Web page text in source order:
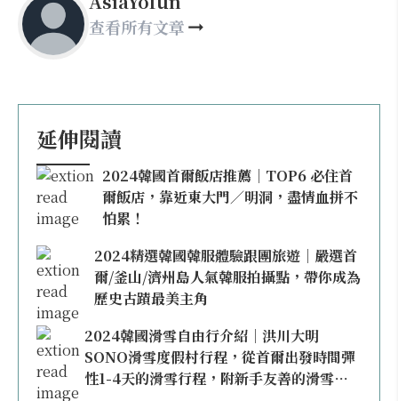
查看所有文章
延伸閱讀
2024韓國首爾飯店推薦｜TOP6 必住首
爾飯店，靠近東大門／明洞，盡情血拼不
怕累！
2024精選韓國韓服體驗跟團旅遊｜嚴選首
爾/釜山/濟州島人氣韓服拍攝點，帶你成為
歷史古蹟最美主角
2024韓國滑雪自由行介紹｜洪川大明
SONO滑雪度假村行程，從首爾出發時間彈
性1-4天的滑雪行程，附新手友善的滑雪教